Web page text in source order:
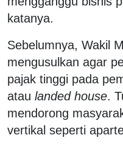
katanya.
Sebelumnya, Wakil
mengusulkan agar
pajak tinggi pada
atau landed house.
mendorong
vertikal seperti